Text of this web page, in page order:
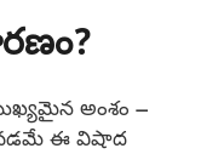
అంశం –
ఈ విషాద